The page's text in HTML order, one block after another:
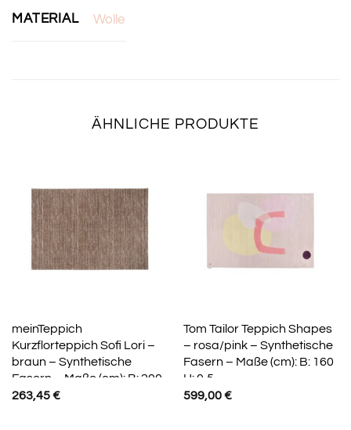
MATERIAL Wolle
ÄHNLICHE PRODUKTE
meinTeppich
Kurzflorteppich Sofi Lori –
braun – Synthetische
Fasern – Maße (cm): B: 200
263,45€
Tom Tailor Teppich Shapes
– rosa/pink – Synthetische
Fasern – Maße (cm): B: 160
H: 0,5
599,00€